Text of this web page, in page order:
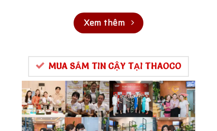
Xem thêm
MUA SẮM TIN CẬY TẠI THAOCO